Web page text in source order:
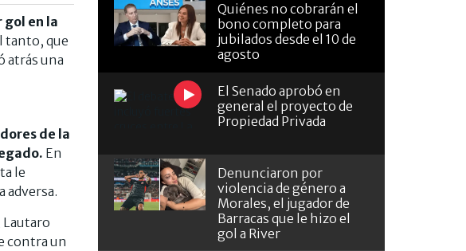
en la
tanto, que
atrás una
de la
En
le
adversa.
Lautaro
contra un
Quiénes no cobrarán el
bono completo para
jubilados desde el 10 de
agosto
El Senado aprobó en
general el proyecto de
Propiedad Privada
Denunciaron por
violencia de género a
Morales, el jugador de
Barracas que le hizo el
gol a River